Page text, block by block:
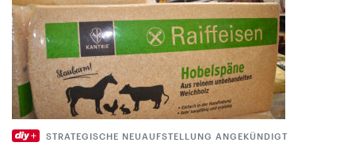
STRATEGISCHE NEUAUFSTELLUNG ANGEKÜNDIGT